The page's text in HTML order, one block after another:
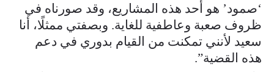
‘صمود’ هو أحد هذه المشاريع، وقد صورناه في
ظروف صعبة وعاطفية للغاية. وبصفتي ممثلًا، أنا
سعيد لأنني تمكنت من القيام بدوري في دعم
هذه القضية”.